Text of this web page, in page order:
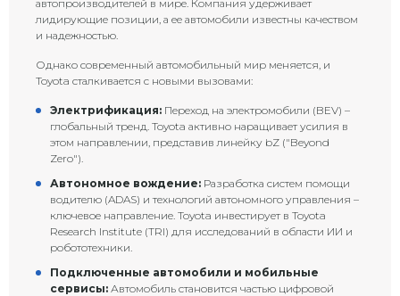
автопроизводителей в мире. Компания удерживает
лидирующие позиции, а ее автомобили известны качеством
и надежностью.
Однако современный автомобильный мир меняется, и
Toyota сталкивается с новыми вызовами:
Электрификация: Переход на электромобили (BEV) –
глобальный тренд. Toyota активно наращивает усилия в
этом направлении, представив линейку bZ ("Beyond
Zero").
Автономное вождение: Разработка систем помощи
водителю (ADAS) и технологий автономного управления –
ключевое направление. Toyota инвестирует в Toyota
Research Institute (TRI) для исследований в области ИИ и
робототехники.
Подключенные автомобили и мобильные
сервисы: Автомобиль становится частью цифровой